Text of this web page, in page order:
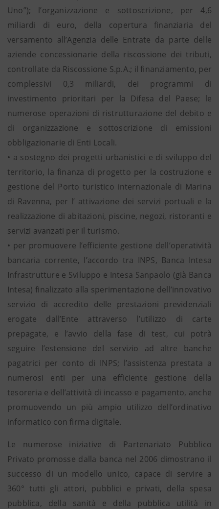
Uno”); l’organizzazione e sottoscrizione, per 4,6
miliardi di euro, della copertura finanziaria del
versamento all’Agenzia delle Entrate da parte delle
aziende concessionarie della riscossione dei tributi,
controllate da Riscossione S.p.A.; il finanziamento, per
complessivi 0,3 miliardi, dei programmi di
investimento prioritari per la Difesa del Paese; le
numerose operazioni di ristrutturazione del debito e
di organizzazione e sottoscrizione di emissioni
obbligazionarie di Enti Locali.
• a sostegno dei progetti urbanistici e di sviluppo del
territorio, la finanza di progetto per la costruzione e
gestione del Porto turistico internazionale di Marina
di Ravenna, per l’ attivazione dei servizi portuali e la
realizzazione di abitazioni, piscine, negozi, ristoranti e
servizi avanzati per il turismo.
• per promuovere l’efficiente gestione dell’operatività
bancaria corrente, l’accordo tra INPS, Banca Intesa
Infrastrutture e Sviluppo e Intesa Sanpaolo (già Banca
Intesa) finalizzato alla sperimentazione dell’innovativo
servizio di accredito delle prestazioni previdenziali
erogate dall’Ente attraverso l’utilizzo di carte
prepagate, e l’avvio della fase di test, cui potrà
seguire l’estensione del servizio ad altre banche
pagatrici per conto di INPS; l’assistenza prestata a
numerosi enti per una efficiente gestione della
tesoreria e dell’attività di incasso e pagamento, anche
promuovendo un più ampio utilizzo dell’ordinativo
informatico con firma digitale.
Le numerose iniziative di Partenariato Pubblico
Privato promosse dalla banca nel 2006 dimostrano il
successo di un modello unico, capace di servire a
360° tutti gli attori, pubblici e privati, della spesa
pubblica, della sanità e della pubblica utilità in